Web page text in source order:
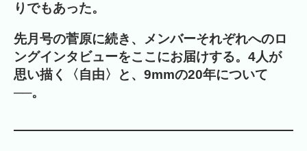
りでもあった。
先月号の菅原に続き、メンバーそれぞれへのロ
ングインタビューをここにお届けする。4人が
思い描く〈自由〉と、9mmの20年について
──。